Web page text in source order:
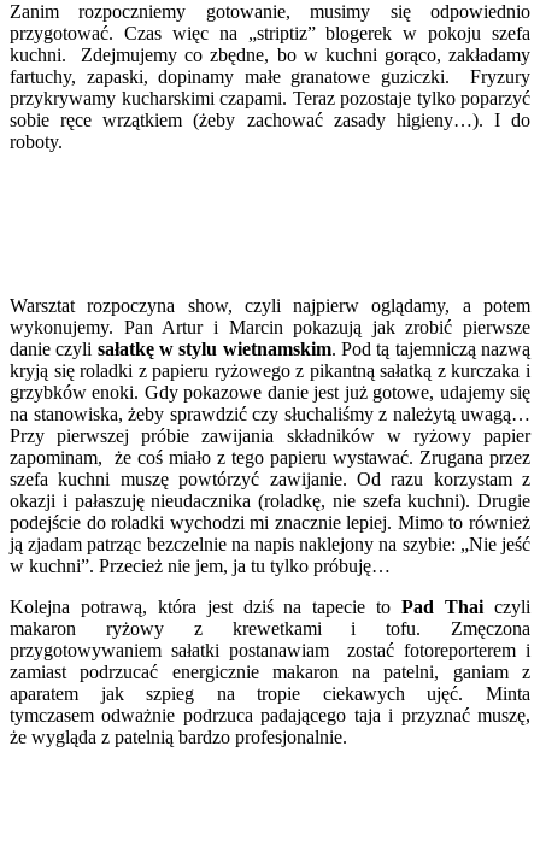
Zanim rozpoczniemy gotowanie, musimy się odpowiednio
przygotować. Czas więc na „striptiz” blogerek w pokoju szefa
kuchni. Zdejmujemy co zbędne, bo w kuchni gorąco, zakładamy
fartuchy, zapaski, dopinamy małe granatowe guziczki. Fryzury
przykrywamy kucharskimi czapami. Teraz pozostaje tylko poparzyć
sobie ręce wrzątkiem (żeby zachować zasady higieny…). I do
roboty.
Warsztat rozpoczyna show, czyli najpierw oglądamy, a potem
wykonujemy. Pan Artur i Marcin pokazują jak zrobić pierwsze
danie czyli sałatkę w stylu wietnamskim. Pod tą tajemniczą nazwą
kryją się roladki z papieru ryżowego z pikantną sałatką z kurczaka i
grzybków enoki. Gdy pokazowe danie jest już gotowe, udajemy się
na stanowiska, żeby sprawdzić czy słuchaliśmy z należytą uwagą…
Przy pierwszej próbie zawijania składników w ryżowy papier
zapominam, że coś miało z tego papieru wystawać. Zrugana przez
szefa kuchni muszę powtórzyć zawijanie. Od razu korzystam z
okazji i pałaszuję nieudacznika (roladkę, nie szefa kuchni). Drugie
podejście do roladki wychodzi mi znacznie lepiej. Mimo to również
ją zjadam patrząc bezczelnie na napis naklejony na szybie: „Nie jeść
w kuchni”. Przecież nie jem, ja tu tylko próbuję…
Kolejna potrawą, która jest dziś na tapecie toPad Thaiczyli
makaron ryżowy z krewetkami i tofu. Zmęczona
przygotowywaniem sałatki postanawiam zostać fotoreporterem i
zamiast podrzucać energicznie makaron na patelni, ganiam z
aparatem jak szpieg na tropie ciekawych ujęć. Minta
tymczasem odważnie podrzuca padającego taja i przyznać muszę,
że wygląda z patelnią bardzo profesjonalnie.